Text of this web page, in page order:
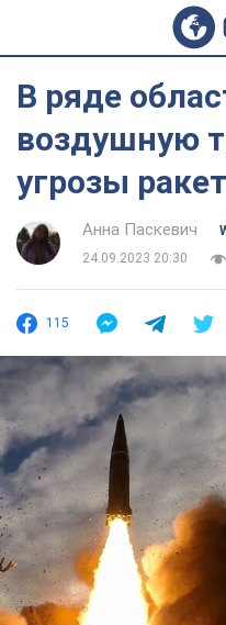
В ряде
воздушную
угрозы
Анна Паскевич
24.09.2023 20:30
115